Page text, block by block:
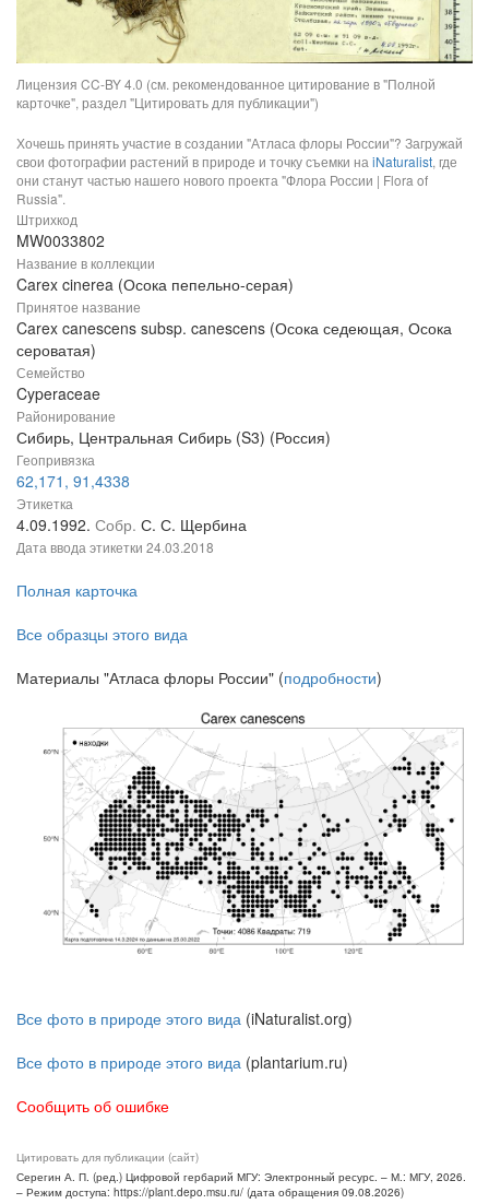
Лицензия CC-BY 4.0 (см. рекомендованное цитирование в "Полной
карточке", раздел "Цитировать для публикации")
Хочешь принять участие в создании "Атласа флоры России"? Загружай
свои фотографии растений в природе и точку съемки на iNaturalist, где
они станут частью нашего нового проекта "Флора России | Flora of
Russia".
Штрихкод
MW0033802
Название в коллекции
Carex cinerea (Осока пепельно-серая)
Принятое название
Carex canescens subsp. canescens (Осока седеющая, Осока
сероватая)
Семейство
Cyperaceae
Районирование
Сибирь, Центральная Сибирь (S3) (Россия)
Геопривязка
62,171, 91,4338
Этикетка
4.09.1992. Собр. С. С. Щербина
Дата ввода этикетки 24.03.2018
Полная карточка
Все образцы этого вида
Материалы "Атласа флоры России" (подробности)
Все фото в природе этого вида (iNaturalist.org)
Все фото в природе этого вида (plantarium.ru)
Сообщить об ошибке
Цитировать для публикации (сайт)
Серегин А. П. (ред.) Цифровой гербарий МГУ: Электронный ресурс. – М.: МГУ, 2026.
– Режим доступа: https://plant.depo.msu.ru/ (дата обращения 09.08.2026)